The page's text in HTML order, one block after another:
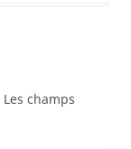
Les champs